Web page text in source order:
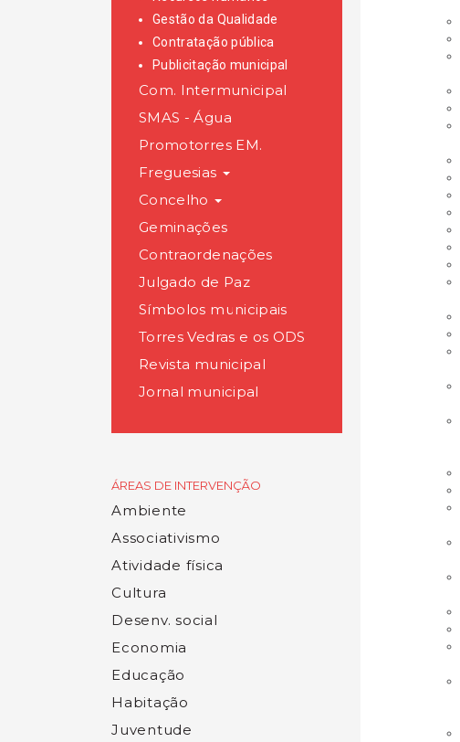
Gestão da Qualidade
Contratação pública
Publicitação municipal
Com. Intermunicipal
SMAS - Água
Promotorres EM.
Freguesias
Concelho
Geminações
Contraordenações
Julgado de Paz
Símbolos municipais
Torres Vedras e os ODS
Revista municipal
Jornal municipal
ÁREAS DE INTERVENÇÃO
Ambiente
Associativismo
Atividade física
Cultura
Desenv. social
Economia
Educação
Habitação
Juventude